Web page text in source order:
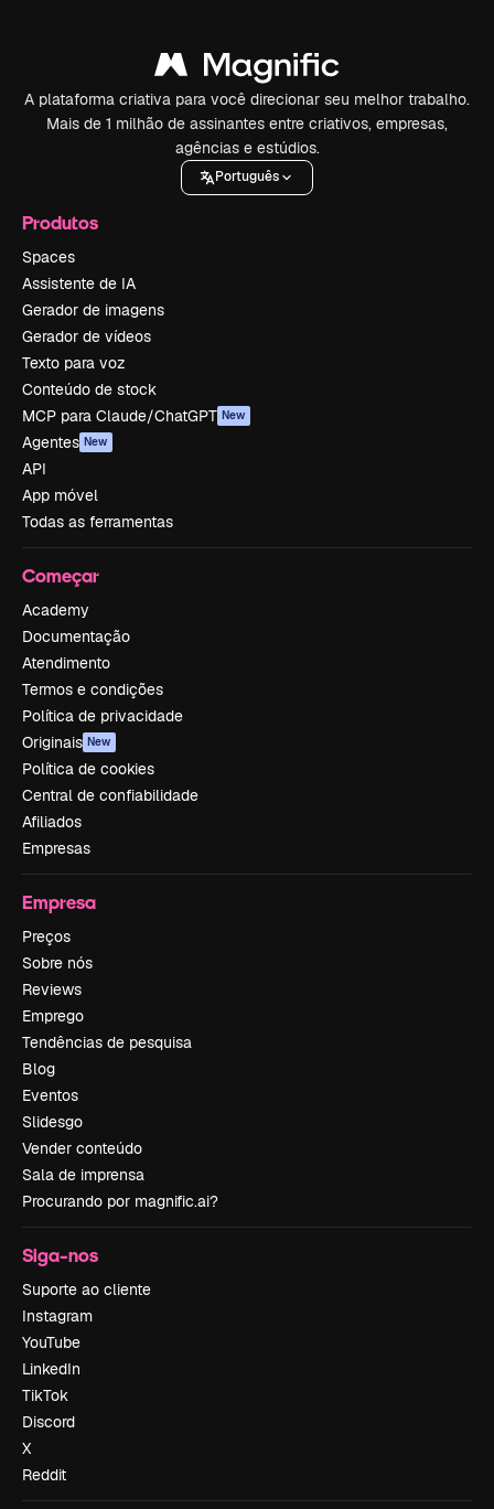
A plataforma criativa para você direcionar seu melhor trabalho.
Mais de 1 milhão de assinantes entre criativos, empresas,
agências e estúdios.
Português
Produtos
Spaces
Assistente de IA
Gerador de imagens
Gerador de vídeos
Texto para voz
Conteúdo de stock
MCP para Claude/ChatGPT New
Agentes New
API
App móvel
Todas as ferramentas
Começar
Academy
Documentação
Atendimento
Termos e condições
Política de privacidade
Originais New
Política de cookies
Central de confiabilidade
Afiliados
Empresas
Empresa
Preços
Sobre nós
Reviews
Emprego
Tendências de pesquisa
Blog
Eventos
Slidesgo
Vender conteúdo
Sala de imprensa
Procurando por magnific.ai?
Siga-nos
Suporte ao cliente
Instagram
YouTube
LinkedIn
TikTok
Discord
X
Reddit